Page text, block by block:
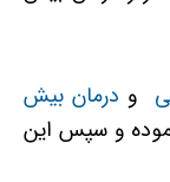
و درمان بیش
و سپس این